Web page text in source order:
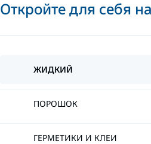
Откройте для себя
ЖИДКИЙ
ПОРОШОК
ГЕРМЕТИКИ И КЛЕИ